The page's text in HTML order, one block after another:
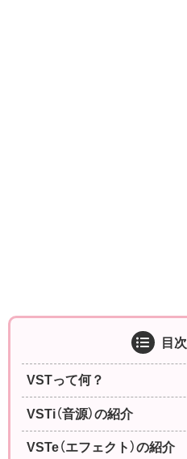
目次
VSTって何？
VSTi（音源）の紹介
VSTe（エフェクト）の紹介